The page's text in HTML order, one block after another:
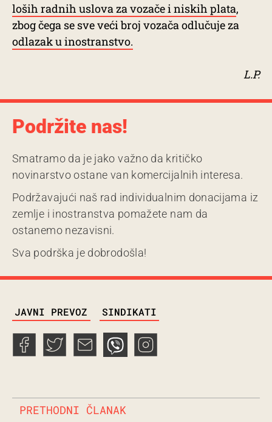
loših radnih uslova za vozače i niskih plata,
zbog čega se sve veći broj vozača odlučuje za
odlazak u inostranstvo.
L.P.
Podržite nas!
Smatramo da je jako važno da kritičko
novinarstvo ostane van komercijalnih interesa.
Podržavajući naš rad individualnim donacijama iz
zemlje i inostranstva pomažete nam da
ostanemo nezavisni.
Sva podrška je dobrodošla!
JAVNI PREVOZ SINDIKATI
PRETHODNI ČLANAK